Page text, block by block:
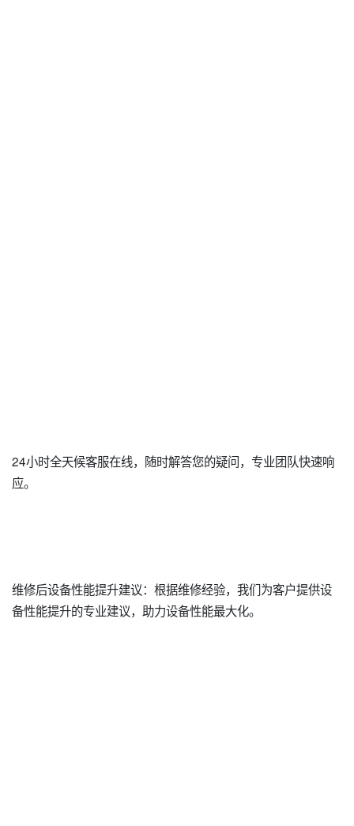
24小时全天候客服在线，随时解答您的疑问，专业团队快速响
应。
维修后设备性能提升建议：根据维修经验，我们为客户提供设
备性能提升的专业建议，助力设备性能最大化。